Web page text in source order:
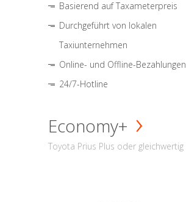
Basierend auf Taxameterpreis
Durchgeführt von lokalen
Taxiunternehmen
Online- und Offline-Bezahlungen
24/7-Hotline
Economy+
Toyota Prius Plus oder gleichwertig